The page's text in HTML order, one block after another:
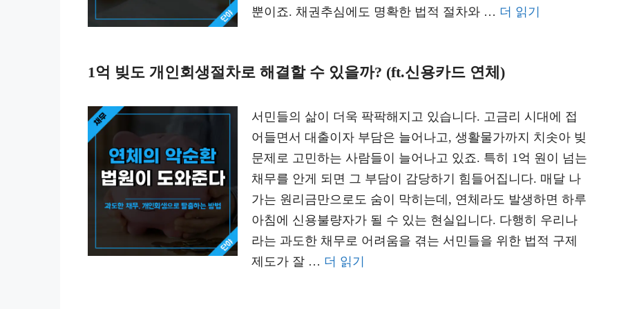
뿐이죠. 채권추심에도 명확한 법적 절차와 … 더 읽기
1억 빚도 개인회생절차로 해결할 수 있을까? (ft.신용카드 연체)
서민들의 삶이 더욱 팍팍해지고 있습니다. 고금리 시대에 접
어들면서 대출이자 부담은 늘어나고, 생활물가까지 치솟아 빚
문제로 고민하는 사람들이 늘어나고 있죠. 특히 1억 원이 넘는
채무를 안게 되면 그 부담이 감당하기 힘들어집니다. 매달 나
가는 원리금만으로도 숨이 막히는데, 연체라도 발생하면 하루
아침에 신용불량자가 될 수 있는 현실입니다. 다행히 우리나
라는 과도한 채무로 어려움을 겪는 서민들을 위한 법적 구제
제도가 잘 … 더 읽기